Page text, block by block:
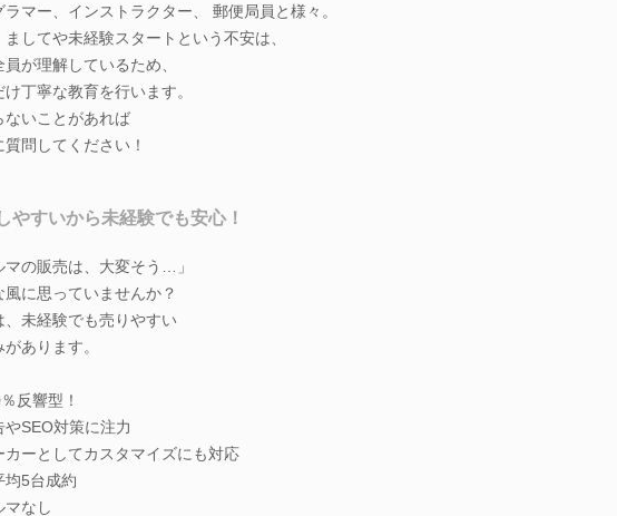
ラマー、インストラクター、 郵便局員と様々。
ましてや未経験スタートという不安は、
員が理解しているため、
け丁寧な教育を行います。
ないことがあれば
質問してください！
やすいから未経験でも安心！
マの販売は、大変そう…」
風に思っていませんか？
、未経験でも売りやすい
あります。
反響型！
SEO対策に注力
ーとしてカスタマイズにも対応
5台成約
なし